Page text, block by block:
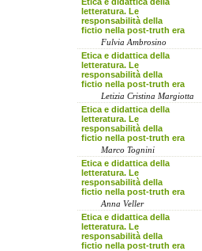
letteratura. Le
responsabilità della
fictio nella post-truth era
Fulvia Ambrosino
Etica e didattica della
letteratura. Le
responsabilità della
fictio nella post-truth era
Letizia Cristina Margiotta
Etica e didattica della
letteratura. Le
responsabilità della
fictio nella post-truth era
Marco Tognini
Etica e didattica della
letteratura. Le
responsabilità della
fictio nella post-truth era
Anna Veller
Etica e didattica della
letteratura. Le
responsabilità della
fictio nella post-truth era